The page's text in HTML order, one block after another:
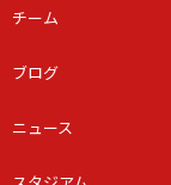
チーム
ブログ
ニュース